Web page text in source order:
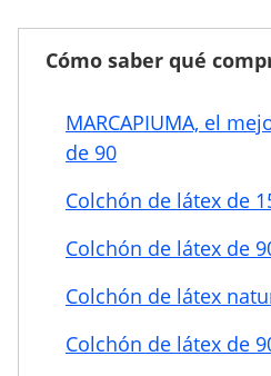
Cómo saber qué
MARCAPIUMA, el
de 90
Colchón de látex de
Colchón de látex de
Colchón de látex
Colchón de látex de